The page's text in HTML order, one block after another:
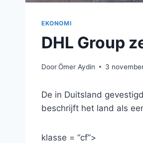
EKONOMI
DHL Group
DoorÖmer Aydin 3
De in Duitsland
beschrijft het land als
klasse = “cf”>